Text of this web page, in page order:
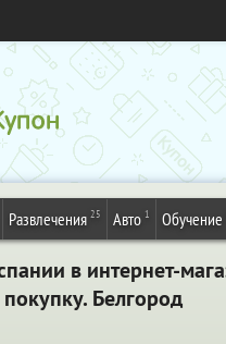
Развлечения 25 Авто 1 Обучение
в интернет-
Белгород